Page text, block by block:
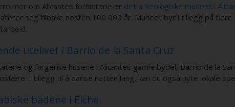
mer om Alicantes forhistorie er det arkeologiske museet i
seg tilbake nesten 100 000 år. Museet byr i tillegg på flere
utelivet i Barrio de la Santa Cruz
og fargerike husene i Alicantes gamle bydel, Barrio de la
I tillegg til å danse natten lang, kan du også nyte lokale
badene i Elche